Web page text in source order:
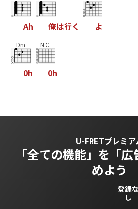
Ah 俺は行く よ
Dm
0h
N.C.
0h
U-FRETプレミア
「全ての機能」を 「
めよう
登録な
し